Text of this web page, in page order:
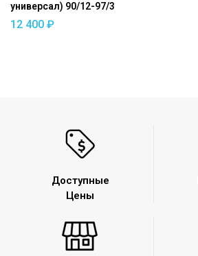
универсал) 90/12-97/3
12 400 ₽
Доступные
Цены